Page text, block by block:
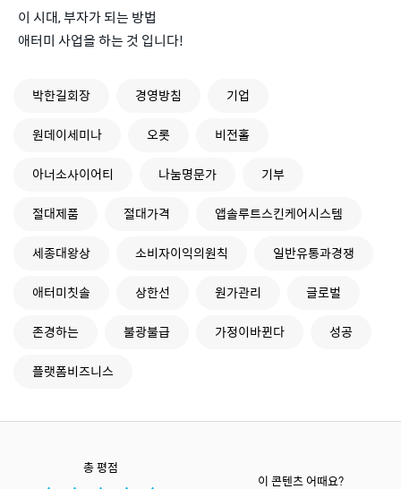
이 시대, 부자가 되는 방법
애터미 사업을 하는 것 입니다!
박한길회장 경영방침
기업
원데이세미나
오롯
비전홀
아너소사이어티
나눔명문가
기부
절대제품
절대가격
앱솔루트스킨케어시스템
세종대왕상
소비자이익의원칙
일반유통과경쟁
애터미칫솔
상한선 원가관리
글로벌
존경하는
불광불급 가정이바뀐다
성공
플랫폼비즈니스
총 평점
이 콘텐츠 어때요?